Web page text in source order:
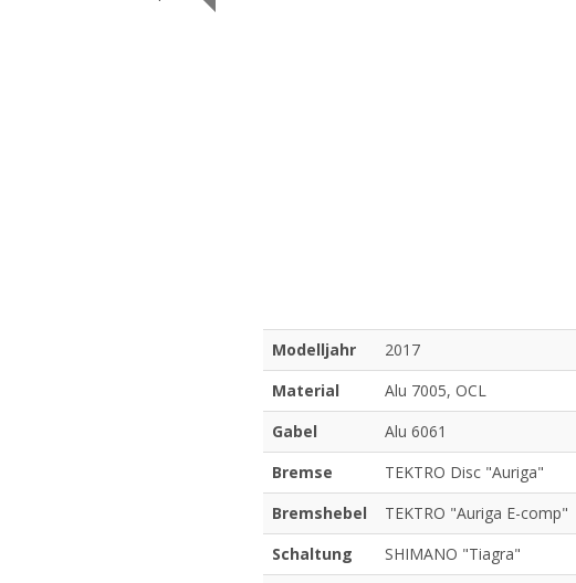
Modelljahr
2017
Material
Alu 7005, OCL
Gabel
Alu 6061
Bremse
TEKTRO Disc "Auriga"
Bremshebel
TEKTRO "Auriga E-comp"
Schaltung
SHIMANO "Tiagra"